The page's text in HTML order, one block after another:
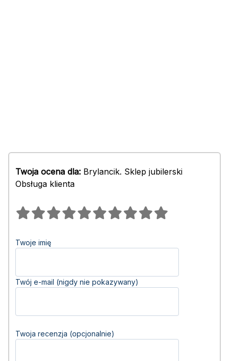
Twoja ocena dla: Brylancik. Sklep jubilerski
Obsługa klienta
Twoje imię
Twój e-mail (nigdy nie pokazywany)
Twoja recenzja (opcjonalnie)